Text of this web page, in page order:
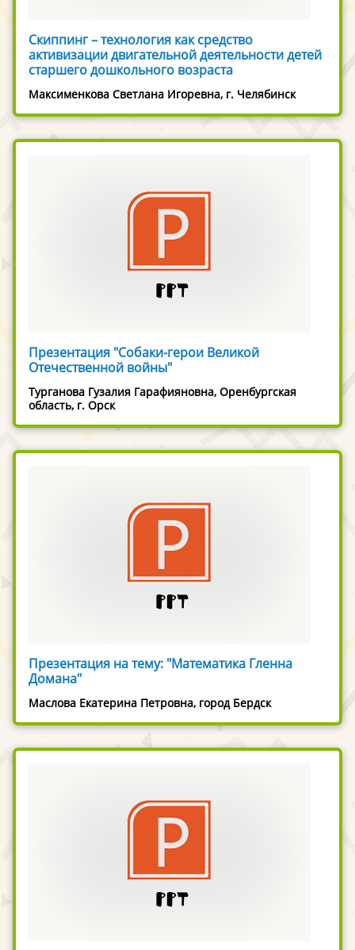
Скиппинг – технология как средство
активизации двигательной деятельности детей
старшего дошкольного возраста
Максименкова Светлана Игоревна, г. Челябинск
Презентация "Собаки-герои Великой
Отечественной войны"
Турганова Гузалия Гарафияновна, Оренбургская
область, г. Орск
Презентация на тему: "Математика Гленна
Домана"
Маслова Екатерина Петровна, город Бердск